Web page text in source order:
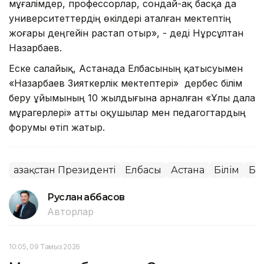
мұғалімдер, профессорлар, сондай-ақ басқа да
университеттердің өкілдері аталған мектептің
жоғары деңгейін растап отыр», - деді Нұрсұлтан
Назарбаев.
Еске салайық, Астанада Елбасының қатысуымен
«Назарбаев Зияткерлік мектептері» дербес білім
беру ұйымының 10 жылдығына арналған «Ұлы дала
мұрагерлері» атты оқушылар мен педагогтардың
форумы өтіп жатыр.
Қазақстан Президенті Елбасы Астана Білім
Руслан Ғаббасов
Авторлар
10:05, 09 Тамыз 2026